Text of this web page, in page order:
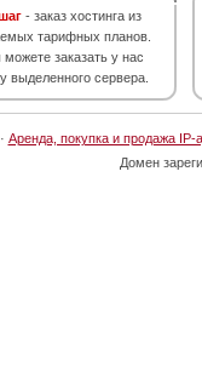
- заказ хостинга из
тарифных планов.
заказать у нас
выделенного сервера.
Аренда, покупка и продажа IP-
Домен